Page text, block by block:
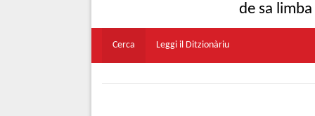
de sa
Cerca Leggi il Ditzionàriu